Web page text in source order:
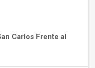
Carlos Frente al